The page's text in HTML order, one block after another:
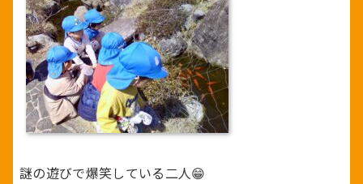
謎の遊びで爆笑している二人😁